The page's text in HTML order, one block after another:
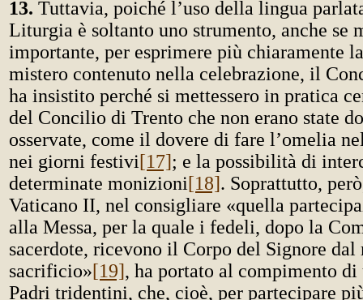
13. Tuttavia, poiché l’uso della lingua
Liturgia è soltanto uno strumento, anche se
importante, per esprimere più chiaramente
mistero contenuto nella celebrazione, il
ha insistito perché si mettessero in pratica
del Concilio di Trento che non erano state
osservate, come il dovere di fare l’omelia
nei giorni festivi[17]; e la possibilità di
determinate monizioni[18]. Soprattutto,
Vaticano II, nel consigliare «quella
alla Messa, per la quale i fedeli, dopo la
sacerdote, ricevono il Corpo del Signore dal
sacrificio»[19], ha portato al compimento
Padri tridentini, che, cioè, per partecipare